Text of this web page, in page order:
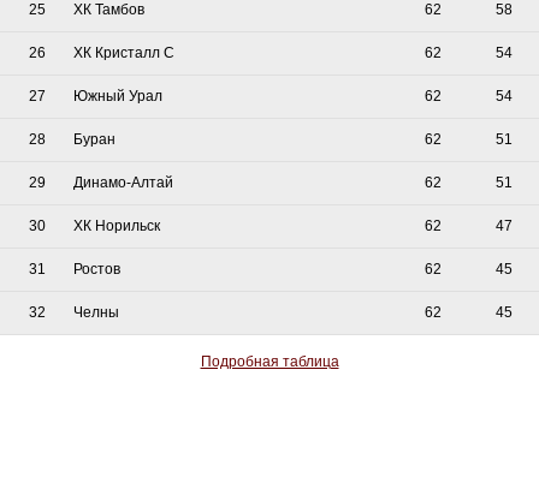
25 ХК Тамбов 62 58
26 ХК Кристалл С 62 54
27 Южный Урал 62 54
28 Буран 62 51
29 Динамо-Алтай 62 51
30 ХК Норильск 62 47
31 Ростов 62 45
32 Челны 62 45
Подробная таблица